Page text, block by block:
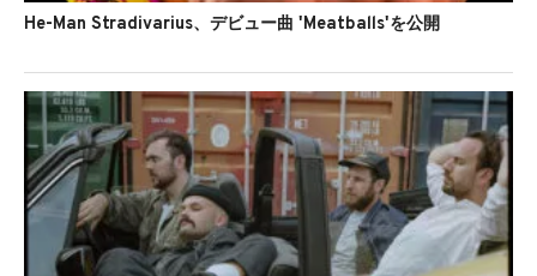
He-Man Stradivarius、デビュー曲 'Meatballs'を公開